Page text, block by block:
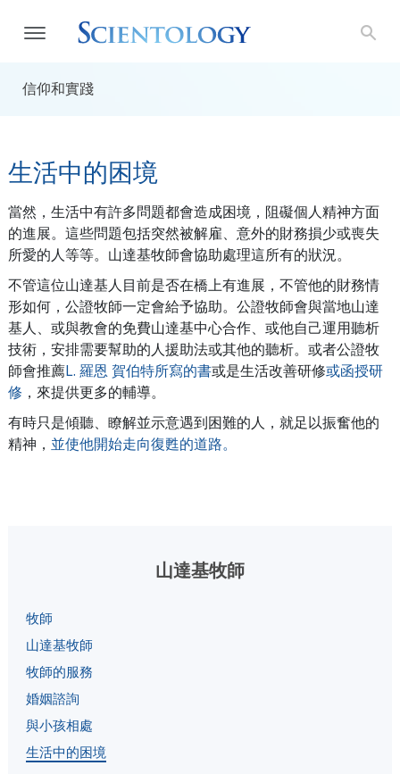
信仰和實踐
生活中的困境
當然，生活中有許多問題都會造成困境，阻礙個人精神方面
的進展。這些問題包括突然被解雇、意外的財務損少或喪失
所愛的人等等。山達基牧師會協助處理這所有的狀況。
不管這位山達基人目前是否在橋上有進展，不管他的財務情
形如何，公證牧師一定會給予協助。公證牧師會與當地山達
基人、或與教會的免費山達基中心合作、或他自己運用聽析
技術，安排需要幫助的人援助法或其他的聽析。或者公證牧
師會推薦L. 羅恩 賀伯特所寫的書或是生活改善研修或函授研
修 ，來提供更多的輔導。
有時只是傾聽、瞭解並示意遇到困難的人，就足以振奮他的
精神， 並使他開始走向復甦的道路。
山達基牧師
牧師
山達基牧師
牧師的服務
婚姻諮詢
與小孩相處
生活中的困境